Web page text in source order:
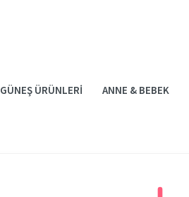
GÜNEŞ ÜRÜNLERI ANNE & BEBEK